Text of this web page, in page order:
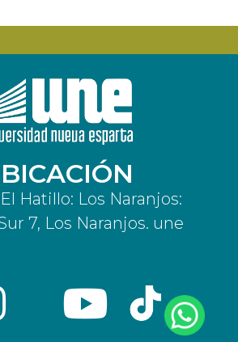
Hatillo: Los Naranjos:
7, Los Naranjos. une